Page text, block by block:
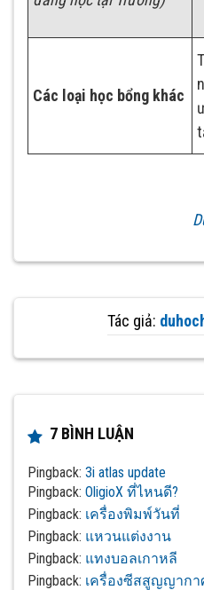
Các loại học bổng khác
Tác giả:
7 BÌNH LUẬN
Pingback: 3i atlas update
Pingback: OligioX ที่ไหนดี?
Pingback: เครื่องพิมพ์วันที่
Pingback: แหวนแต่งงาน
Pingback: แทงบอลเกาหลี
Pingback: เครื่องซีสสูญญากา